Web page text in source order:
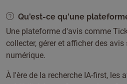
Qu'est-ce qu'une
Une plateforme d'avis comme
collecter, gérer et afficher des
numérique.
À l'ère de la recherche IA-first, les